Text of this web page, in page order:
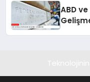
ABD